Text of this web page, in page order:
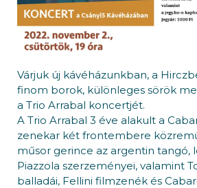
Várjuk új kávéházunkban, a
finom borok, különleges sörök
a Trio Arrabal koncertjét.
A Trio Arrabal 3 éve alakult a
zenekar két frontembere
műsor gerince az argentin tangó,
Piazzola szerzeményei, valamint
balladái, Fellini filmzenék és